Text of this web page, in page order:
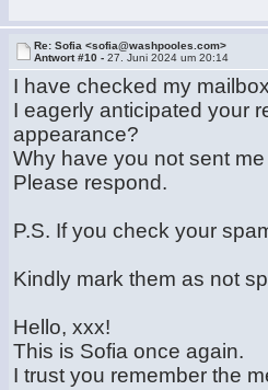
Re: Sofia <sofia@washpooles.com>
Antwort #10 -27. Juni 2024 um 20:14
I have checked my
I eagerly anticipated your
appearance?
Why have you not sent
Please respond.
P.S. If you check your
Kindly mark them as not
Hello, xxx!
This is Sofia once again.
I trust you remember the